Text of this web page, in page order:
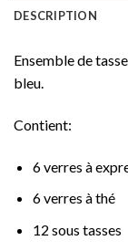
DESCRIPTION
Ensemble de
bleu.
Contient:
6 verres à
6 verres à thé
12 sous tasses